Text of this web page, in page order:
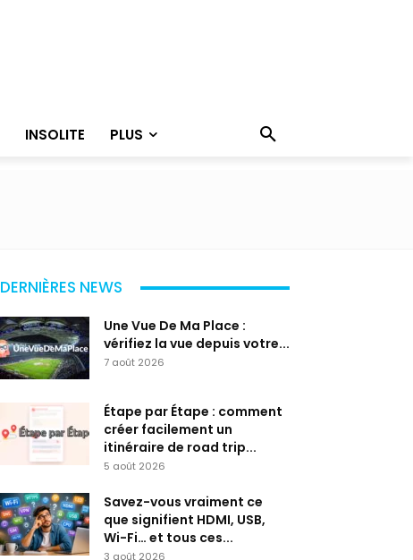
INSOLITE PLUS
DERNIÈRES NEWS
Une Vue De Ma Place :
vérifiez la vue depuis votre...
7 août 2026
Étape par Étape : comment
créer facilement un
itinéraire de road trip...
5 août 2026
Savez-vous vraiment ce
que signifient HDMI, USB,
Wi-Fi… et tous ces...
3 août 2026